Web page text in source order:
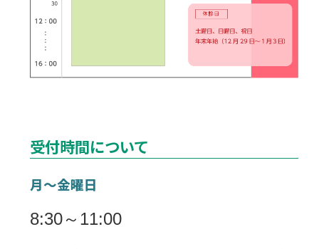
受付時間について
月～金曜日
8:30～11:00